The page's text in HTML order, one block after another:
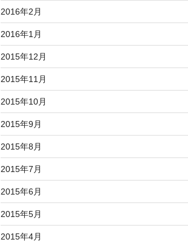
2016年2月
2016年1月
2015年12月
2015年11月
2015年10月
2015年9月
2015年8月
2015年7月
2015年6月
2015年5月
2015年4月